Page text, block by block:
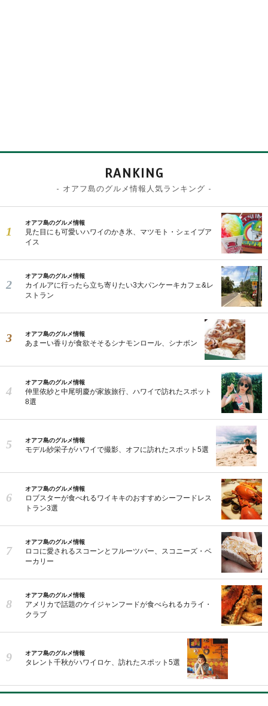
RANKING
- オアフ島のグルメ情報人気ランキング -
オアフ島のグルメ情報
見た目にも可愛いハワイのかき氷、マツモト・シェイブア
イス
オアフ島のグルメ情報
カイルアに行ったら立ち寄りたい3大パンケーキカフェ&レ
ストラン
オアフ島のグルメ情報
あまーい香りが食欲そそるシナモンロール、シナボン
オアフ島のグルメ情報
仲里依紗と中尾明慶が家族旅行、ハワイで訪れたスポット
8選
オアフ島のグルメ情報
モデル紗栄子がハワイで撮影、オフに訪れたスポット5選
オアフ島のグルメ情報
ロブスターが食べれるワイキキのおすすめシーフードレス
トラン3選
オアフ島のグルメ情報
ロコに愛されるスコーンとフルーツバー、スコニーズ・ベ
ーカリー
オアフ島のグルメ情報
アメリカで話題のケイジャンフードが食べられるカライ・
クラブ
オアフ島のグルメ情報
タレント千秋がハワイロケ、訪れたスポット5選